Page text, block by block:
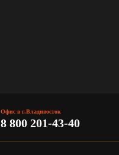
Офис в г.Владивосток
8 800 201-43-40